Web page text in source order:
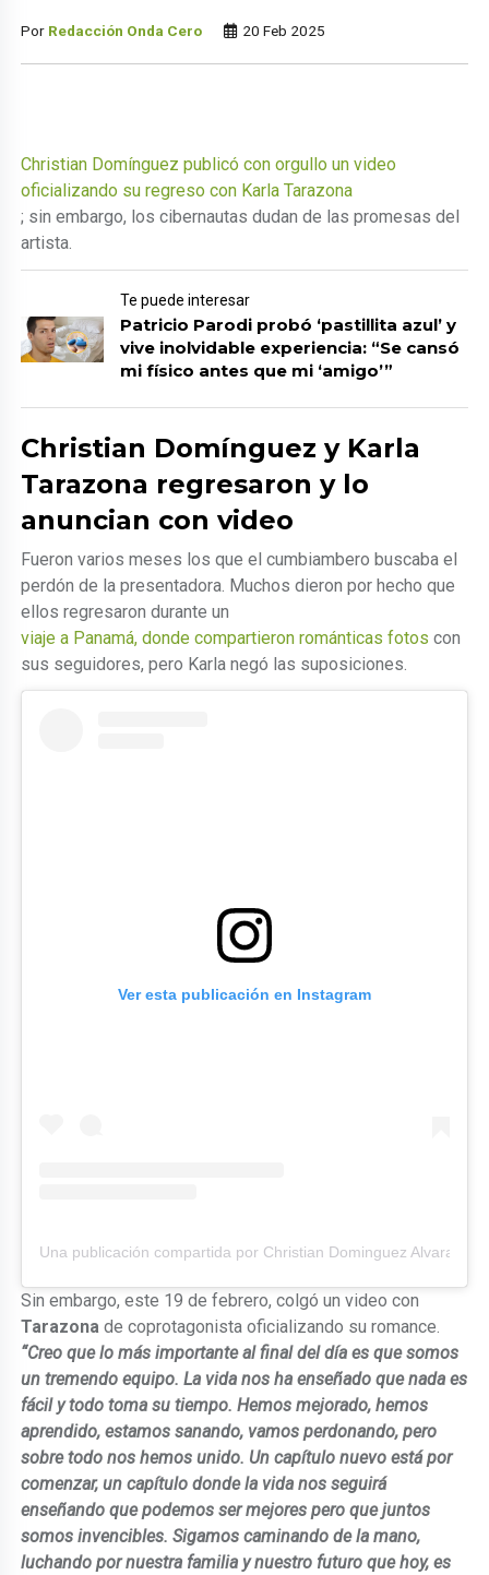
Por Redacción Onda Cero 20 Feb 2025
Christian Domínguez publicó con orgullo un video
oficializando su regreso con Karla Tarazona
; sin embargo, los cibernautas dudan de las promesas del
artista.
Te puede interesar
Patricio Parodi probó ‘pastillita azul’ y
vive inolvidable experiencia: “Se cansó
mi físico antes que mi ‘amigo’”
Christian Domínguez y Karla
Tarazona regresaron y lo
anuncian con video
Fueron varios meses los que el cumbiambero buscaba el
perdón de la presentadora. Muchos dieron por hecho que
ellos regresaron durante un
viaje a Panamá, donde compartieron románticas fotos con
sus seguidores, pero Karla negó las suposiciones.
Ver esta publicación en Instagram
Una publicación compartida por Christian Dominguez Alvarado
Sin embargo, este 19 de febrero, colgó un video con
Tarazona de coprotagonista oficializando su romance.
“Creo que lo más importante al final del día es que somos
un tremendo equipo. La vida nos ha enseñado que nada es
fácil y todo toma su tiempo. Hemos mejorado, hemos
aprendido, estamos sanando, vamos perdonando, pero
sobre todo nos hemos unido. Un capítulo nuevo está por
comenzar, un capítulo donde la vida nos seguirá
enseñando que podemos ser mejores pero que juntos
somos invencibles. Sigamos caminando de la mano,
luchando por nuestra familia y nuestro futuro que hoy, es